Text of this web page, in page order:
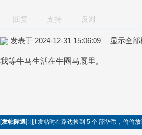
回复 支持 反对
发表于 2024-12-31 15:06:09 显示全部
我等牛马生活在牛圈马厩里。
[发帖际遇]: ljjt 发帖时在路边捡到 5 个 韶华币，偷偷